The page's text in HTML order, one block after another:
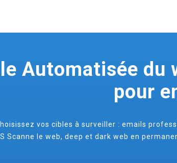
Automatisée du
pour
vos cibles à surveiller : emails
Scanne le web, deep et dark web en